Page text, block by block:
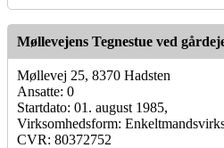
Møllevejens Tegnestue ved
Møllevej 25, 8370 Hadsten
Ansatte: 0
Startdato: 01. august 1985,
Virksomhedsform:
CVR: 80372752